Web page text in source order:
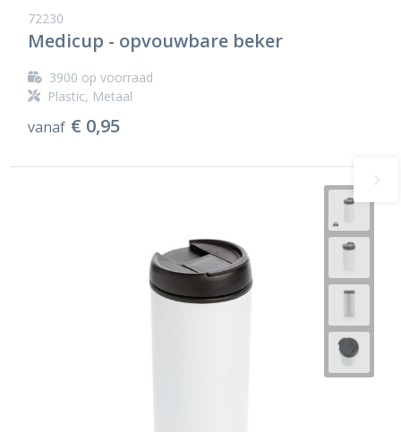
72230
Medicup - opvouwbare beker
3900 op voorraad
Plastic, Metaal
vanaf € 0,95